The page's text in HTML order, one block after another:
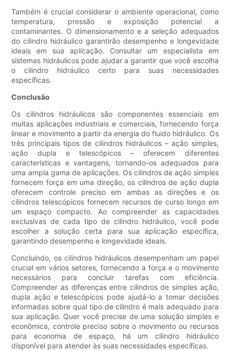
Também é crucial considerar o ambiente operacional, como
temperatura, pressão e exposição potencial a
contaminantes. O dimensionamento e a seleção adequados
do cilindro hidráulico garantirão desempenho e longevidade
ideais em sua aplicação. Consultar um especialista em
sistemas hidráulicos pode ajudar a garantir que você escolha
o cilindro hidráulico certo para suas necessidades
específicas.
Conclusão
Os cilindros hidráulicos são componentes essenciais em
muitas aplicações industriais e comerciais, fornecendo força
linear e movimento a partir da energia do fluido hidráulico. Os
três principais tipos de cilindros hidráulicos – ação simples,
ação dupla e telescópicos – oferecem diferentes
características e vantagens, tornando-os adequados para
uma ampla gama de aplicações. Os cilindros de ação simples
fornecem força em uma direção, os cilindros de ação dupla
oferecem controle preciso em ambas as direções e os
cilindros telescópicos fornecem recursos de curso longo em
um espaço compacto. Ao compreender as capacidades
exclusivas de cada tipo de cilindro hidráulico, você pode
escolher a solução certa para sua aplicação específica,
garantindo desempenho e longevidade ideais.
Concluindo, os cilindros hidráulicos desempenham um papel
crucial em vários setores, fornecendo a força e o movimento
necessários para concluir tarefas com eficiência.
Compreender as diferenças entre cilindros de simples ação,
dupla ação e telescópicos pode ajudá-lo a tomar decisões
informadas sobre qual tipo de cilindro é mais adequado para
sua aplicação. Quer você precise de uma solução simples e
econômica, controle preciso sobre o movimento ou recursos
para economia de espaço, há um cilindro hidráulico
disponível para atender às suas necessidades específicas.